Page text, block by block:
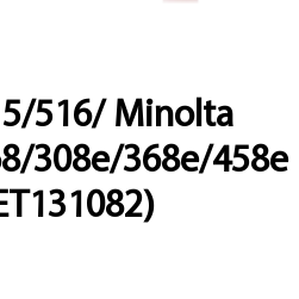
516/ Minolta
308e/368e/458e